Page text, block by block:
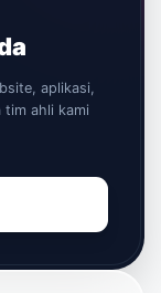
aplikasi,
tim ahli kami